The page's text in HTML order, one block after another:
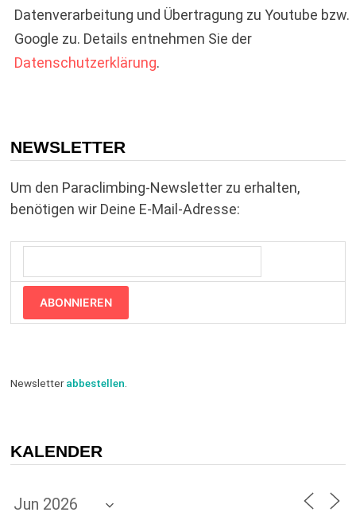
Datenverarbeitung und Übertragung zu Youtube bzw.
Google zu. Details entnehmen Sie der
Datenschutzerklärung.
NEWSLETTER
Um den Paraclimbing-Newsletter zu erhalten,
benötigen wir Deine E-Mail-Adresse:
ABONNIEREN
Newsletterabbestellen
KALENDER